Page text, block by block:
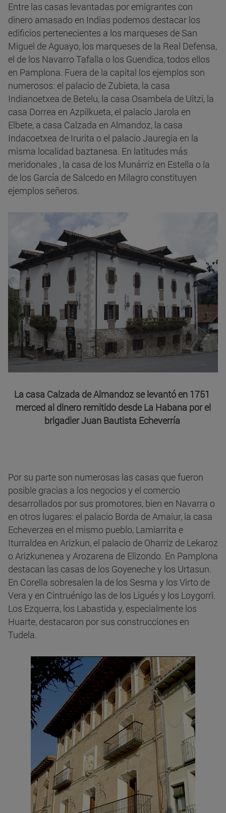
Entre las casas levantadas por emigrantes con
dinero amasado en Indias podemos destacar los
edificios pertenecientes a los marqueses de San
Miguel de Aguayo, los marqueses de la Real Defensa,
el de los Navarro Tafalla o los Guendica, todos ellos
en Pamplona. Fuera de la capital los ejemplos son
numerosos: el palacio de Zubieta, la casa
Indianoetxea de Betelu, la casa Osambela de Uitzi, la
casa Dorrea en Azpilkueta, el palacio Jarola en
Elbete, a casa Calzada en Almandoz, la casa
Indacoetxea de Irurita o el palacio Jauregia en la
misma localidad baztanesa. En latitudes más
meridonales , la casa de los Munárriz en Estella o la
de los García de Salcedo en Milagro constituyen
ejemplos señeros.
La casa Calzada de Almandoz se levantó en 1751
merced al dinero remitido desde La Habana por el
brigadier Juan Bautista Echeverría
Por su parte son numerosas las casas que fueron
posible gracias a los negocios y el comercio
desarrollados por sus promotores, bien en Navarra o
en otros lugares: el palacio Borda de Amaiur, la casa
Echeverzea en el mismo pueblo, Lamiarrita e
Iturraldea en Arizkun, el palacio de Oharriz de Lekaroz
o Arizkunenea y Arozarena de Elizondo. En Pamplona
destacan las casas de los Goyeneche y los Urtasun.
En Corella sobresalen la de los Sesma y los Virto de
Vera y en Cintruénigo las de los Ligués y los Loygorri.
Los Ezquerra, los Labastida y, especialmente los
Huarte, destacaron por sus construcciones en
Tudela.